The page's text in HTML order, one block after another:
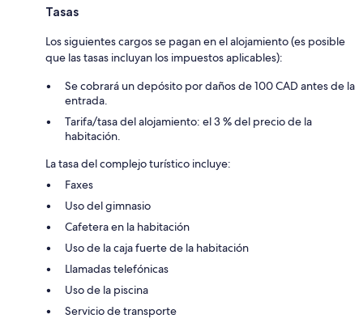
Tasas
Los siguientes cargos se pagan en el alojamiento (es posible
que las tasas incluyan los impuestos aplicables):
Se cobrará un depósito por daños de 100 CAD antes de la
entrada.
Tarifa/tasa del alojamiento: el 3 % del precio de la
habitación.
La tasa del complejo turístico incluye:
Faxes
Uso del gimnasio
Cafetera en la habitación
Uso de la caja fuerte de la habitación
Llamadas telefónicas
Uso de la piscina
Servicio de transporte